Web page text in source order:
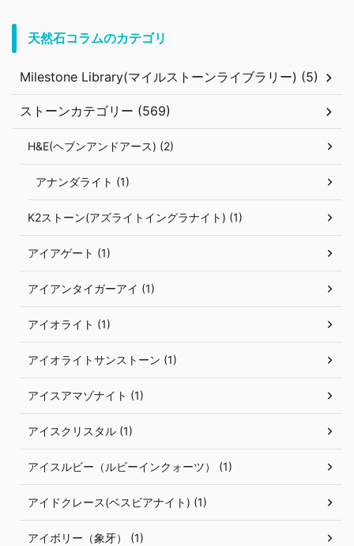
天然石コラムのカテゴリ
Milestone Library(マイルストーンライブラリー) (5)
ストーンカテゴリー (569)
H&E(ヘブンアンドアース) (2)
アナンダライト (1)
K2ストーン(アズライトイングラナイト) (1)
アイアゲート (1)
アイアンタイガーアイ (1)
アイオライト (1)
アイオライトサンストーン (1)
アイスアマゾナイト (1)
アイスクリスタル (1)
アイスルビー（ルビーインクォーツ） (1)
アイドクレース(ベスビアナイト) (1)
アイボリー（象牙） (1)